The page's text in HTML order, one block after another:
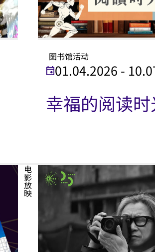
图书馆活动
01.04.2026 -
幸福的阅读
电影放映